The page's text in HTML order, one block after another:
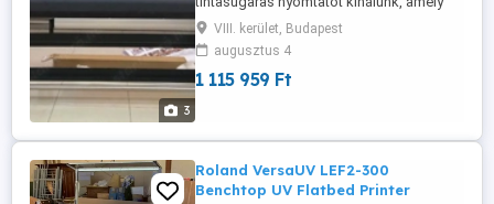
3
eredeti, gyárilag lezárt, hiteles és 2 év
garanciával rendelkezik. WhatsApp: és
+16122204201
VIII. kerület, Budapest
augusztus 4
1 115 959 Ft
Roland VersaUV LEF2-300
Benchtop UV Flatbed Printer